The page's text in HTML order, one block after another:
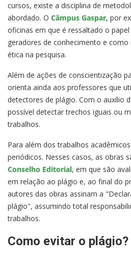
cursos, existe a disciplina de
abordado. O Câmpus Gaspar, por
oficinas em que é ressaltado o
geradores de conhecimento e
ética na pesquisa.
Além de ações de conscientização
orienta ainda aos professores que
detectores de plágio. Com o auxílio
possível detectar trechos iguais ou
trabalhos.
Para além dos trabalhos
periódicos. Nesses casos, as obras
Conselho Editorial, em que são
em relação ao plágio e, ao final do
autores das obras assinam a
plágio", assumindo total
trabalhos.
Como evitar o plágio?